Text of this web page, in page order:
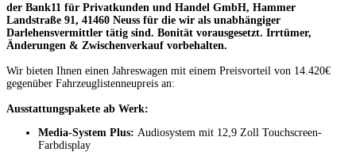
der Bank11 für Privatkunden und Handel GmbH, Hammer
Landstraße 91, 41460 Neuss für die wir als unabhängiger
Darlehensvermittler tätig sind. Bonität vorausgesetzt. Irrtümer,
Änderungen & Zwischenverkauf vorbehalten.
Wir bieten Ihnen einen Jahreswagen mit einem Preisvorteil von 14.420€
gegenüber Fahrzeuglistenneupreis an:
Ausstattungspakete ab Werk:
Media-System Plus: Audiosystem mit 12,9 Zoll Touchscreen-
Farbdisplay